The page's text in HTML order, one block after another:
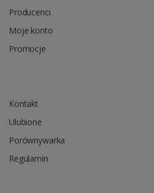
Producenci
Moje konto
Promocje
Kontakt
Ulubione
Porównywarka
Regulamin